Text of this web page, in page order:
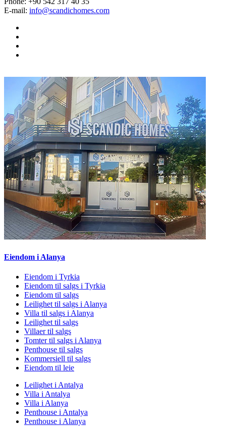
E-mail: info@scandichomes.com
Eiendom i Alanya
Eiendom i Tyrkia
Eiendom til salgs i Tyrkia
Eiendom til salgs
Leilighet til salgs i Alanya
Villa til salgs i Alanya
Leilighet til salgs
Villaer til salgs
Tomter til salgs i Alanya
Penthouse til salgs
Kommersiell til salgs
Eiendom til leie
Leilighet i Antalya
Villa i Antalya
Villa i Alanya
Penthouse i Antalya
Penthouse i Alanya